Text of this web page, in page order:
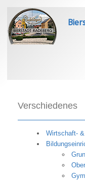
Verschiedenes
Wirtschaft-